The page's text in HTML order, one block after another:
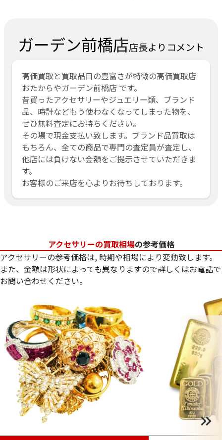
ガーデン前橋店店長よりコメント
高価買取と買取品目の豊富さが特徴の高価買取店
おたからやガーデン前橋店 です。
昔買ったアクセサリーやジュエリー類、ブランド
品、時計などもう使わなくなってしまった物を、
ぜひ無料査定にお持ちください。
その場で現金支払い致します。ブランド品買取は
もちろん、全ての商品で専門の査定員が査定し、
他店には負けない金額をご提示させていただきま
す。
お客様のご来店を心よりお待ちしております。
アクセサリーの買取相場の参考価格
アクセサリーの参考価格は, 時期や相場により変動致します。
また、金額は形状によっても異なりますので詳しくはお電話で
お問い合わせください。